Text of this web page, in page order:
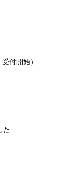
付開始）
た